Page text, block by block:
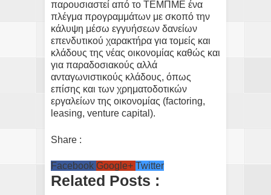
παρουσιαστεί από το ΤΕΜΠΜΕ ένα
πλέγμα προγραμμάτων με σκοπό την
κάλυψη μέσω εγγυήσεων δανείων
επενδυτικού χαρακτήρα για τομείς και
κλάδους της νέας οικονομίας καθώς και
για παραδοσιακούς αλλά
ανταγωνιστικούς κλάδους, όπως
επίσης και των χρηματοδοτικών
εργαλείων της οικονομίας (factoring,
leasing, venture capital).
Share :
Facebook Google+ Twitter
Related Posts :